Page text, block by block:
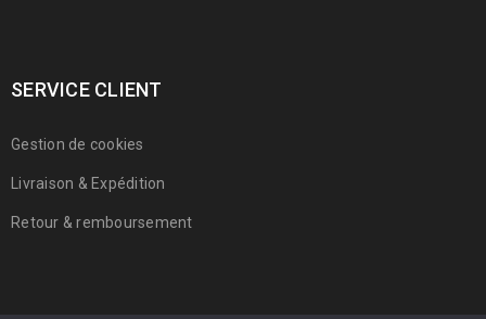
SERVICE CLIENT
Gestion de cookies
Livraison & Expédition
Retour & remboursement